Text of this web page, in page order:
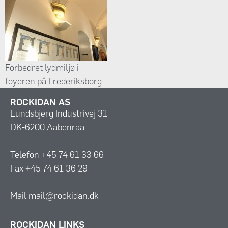
Slot med BASWAphon
Fine akustiklofter. Læs
om projektets succes og
æstetiske integration.
Forbedret lydmiljø i
foyeren på Frederiksborg
Fine akustiklofter. Læs
om projektets succes og
ROCKIDAN AS
Lundsbjerg Industrivej 31
DK-6200 Aabenraa
Telefon +45 74 61 33 66
Fax +45 74 61 36 29
Mail mail@rockidan.dk
ROCKIDAN LINKS